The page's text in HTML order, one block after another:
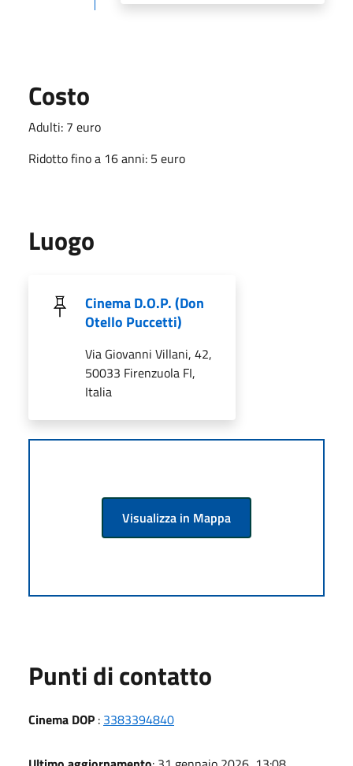
Costo
Adulti: 7 euro
Ridotto fino a 16 anni: 5 euro
Luogo
Cinema D.O.P. (Don
Otello Puccetti)
Via Giovanni Villani, 42,
50033 Firenzuola FI,
Italia
Visualizza in Mappa
Punti di contatto
Cinema DOP : 3383394840